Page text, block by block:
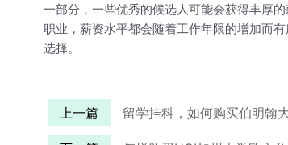
一部分，一些优秀的候选人可能会获得丰厚
职业，薪资水平都会随着工作年限的增加而
选择。
上一篇 留学挂科，如何购买伯明翰